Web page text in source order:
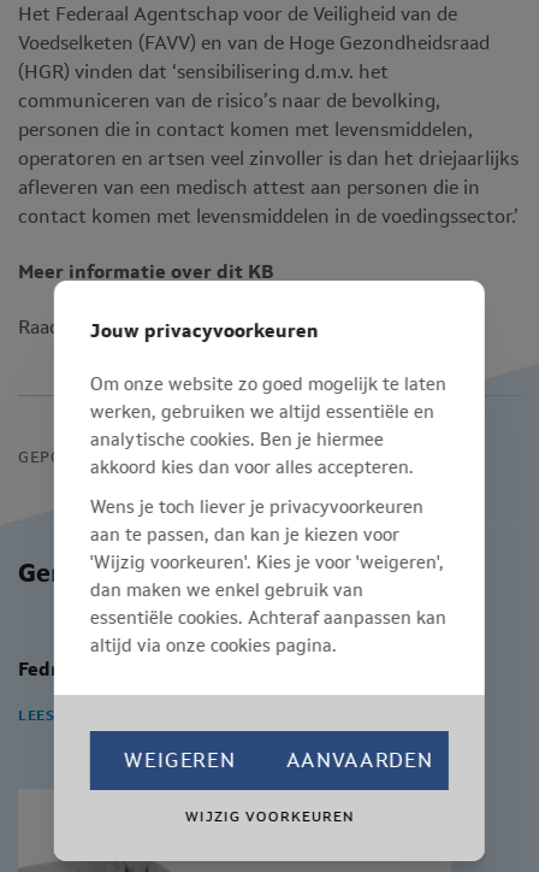
Het Federaal Agentschap voor de Veiligheid van de
Voedselketen (FAVV) en van de Hoge Gezondheidsraad
(HGR) vinden dat ‘sensibilisering d.m.v. het
communiceren van de risico’s naar de bevolking,
personen die in contact komen met levensmiddelen,
operatoren en artsen veel zinvoller is dan het driejaarlijks
afleveren van een medisch attest aan personen die in
contact komen met levensmiddelen in de voedingssector.’
Meer informatie over dit KB
Raadpleeg hetKB van 3 juli 2018.
GEPOST OP 22/08/2018
Gerelateerde berichten
Fedris erkent 2 nieuwe huidaandoeningen
LEES MEER
Jouw privacyvoorkeuren
Om onze website zo goed mogelijk te laten
werken, gebruiken we altijd essentiële en
analytische cookies. Ben je hiermee
akkoord kies dan voor alles accepteren.
Wens je toch liever je privacyvoorkeuren
aan te passen, dan kan je kiezen voor
'Wijzig voorkeuren'. Kies je voor 'weigeren',
dan maken we enkel gebruik van
essentiële cookies. Achteraf aanpassen kan
altijd via onze cookies pagina.
WEIGEREN AANVAARDEN
WIJZIG VOORKEUREN